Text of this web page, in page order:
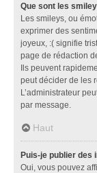
Que sont les
Les smileys, ou
exprimer des
joyeux, :( signifie
page de rédaction
Ils peuvent
peut décider de les
L’administrateur
par message.
Haut
Puis-je publier des
Oui, vous pouvez